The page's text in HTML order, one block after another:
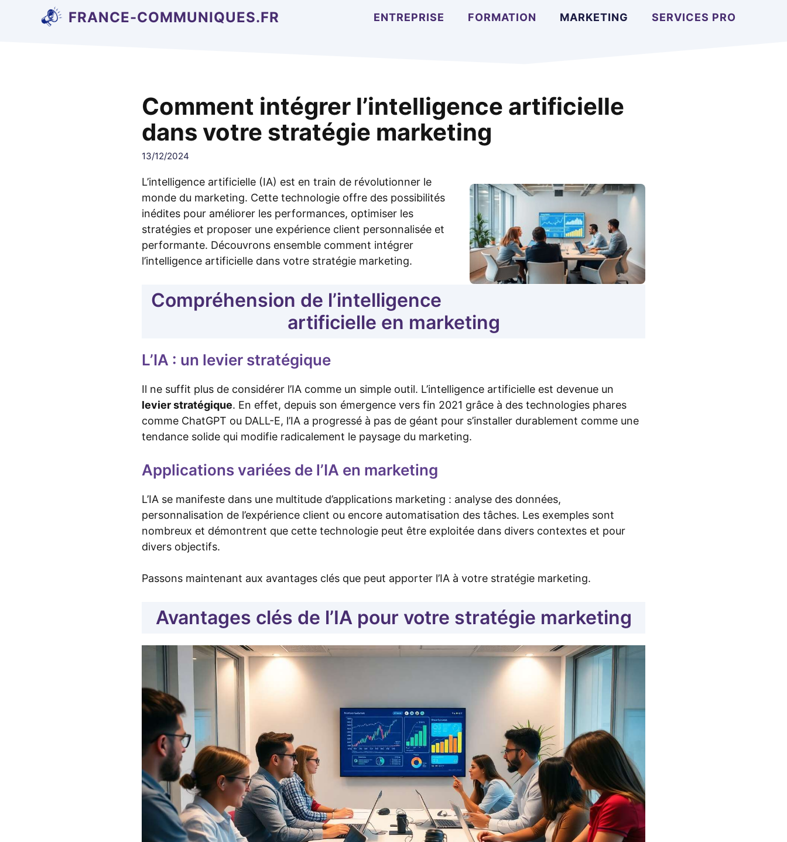
FRANCE-COMMUNIQUES.FR ENTREPRISE FORMATION MARKETING SERVICES PRO
Comment intégrer l’intelligence artificielle
dans votre stratégie marketing
13/12/2024
L’intelligence artificielle (IA) est en train de révolutionner le
monde du marketing. Cette technologie offre des possibilités
inédites pour améliorer les performances, optimiser les
stratégies et proposer une expérience client personnalisée et
performante. Découvrons ensemble comment intégrer
l’intelligence artificielle dans votre stratégie marketing.
Compréhension de l’intelligence
artificielle en marketing
L’IA : un levier stratégique
Il ne suffit plus de considérer l’IA comme un simple outil. L’intelligence artificielle est devenue un
levier stratégique. En effet, depuis son émergence vers fin 2021 grâce à des technologies phares
comme ChatGPT ou DALL-E, l’IA a progressé à pas de géant pour s’installer durablement comme une
tendance solide qui modifie radicalement le paysage du marketing.
Applications variées de l’IA en marketing
L’IA se manifeste dans une multitude d’applications marketing : analyse des données,
personnalisation de l’expérience client ou encore automatisation des tâches. Les exemples sont
nombreux et démontrent que cette technologie peut être exploitée dans divers contextes et pour
divers objectifs.
Passons maintenant aux avantages clés que peut apporter l’IA à votre stratégie marketing.
Avantages clés de l’IA pour votre stratégie marketing